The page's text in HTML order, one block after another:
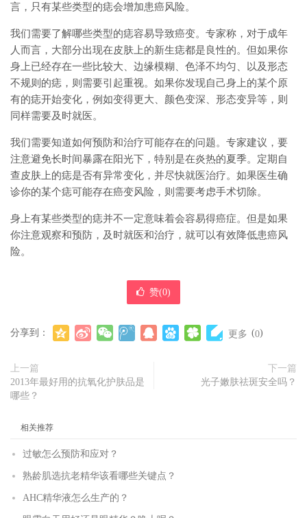
言，只有某些类型的痣会增加患癌风险。
我们需要了解哪些类型的痣容易导致癌变。专家称，对于成年
人而言，大部分出现在皮肤上的新生痣都是良性的。但如果你
身上已经存在一些比较大、边缘模糊、色泽不均匀、以及形态
不规则的痣，则需要引起重视。如果你发现自己身上的某个原
有的痣开始变化，例如变得更大、颜色变深、形态变异等，则
同样需要及时就医。
我们需要知道如何预防和治疗可能存在的问题。专家建议，要
注意避免长时间暴露在阳光下，特别是在炎热的夏季。定期自
查皮肤上的痣是否有异常变化，并尽快就医治疗。如果医生确
诊你的某个痣可能存在癌变风险，则需要考虑手术切除。
身上有某些类型的痣并不一定意味着会容易得癌症。但是如果
你注意观察和预防，及时就医和治疗，就可以有效降低患癌风
险。
赞(0)
分享到： 更多 (0)
上一篇
2013年最好用的抗氧化护肤品是
哪些？
下一篇
光子嫩肤祛斑安全吗？
相关推荐
过敏怎么预防和应对？
熟龄肌选抗老精华该看哪些关键点？
AHC精华液怎么生产的？